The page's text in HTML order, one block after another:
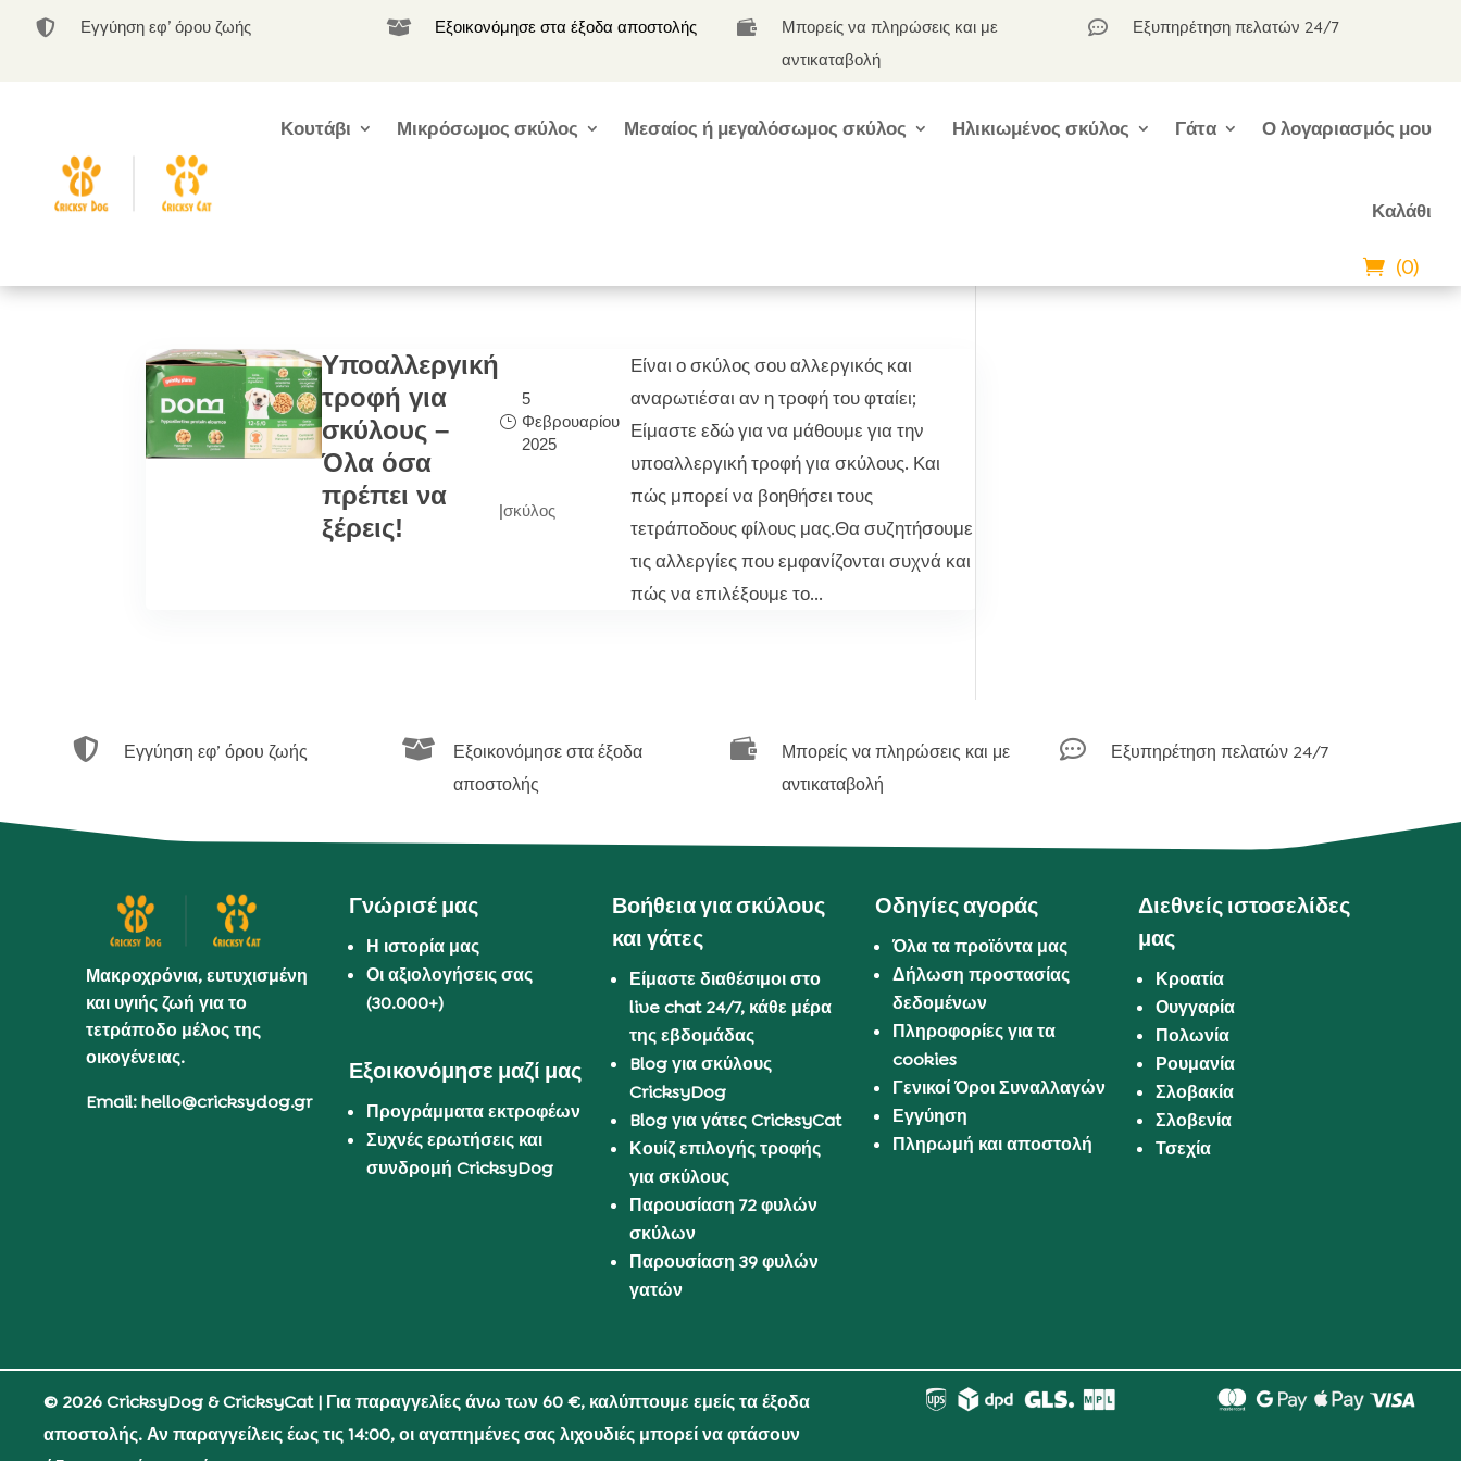
 Εγγύηση εφ’ όρου ζωής  Εξοικονόμησε στα έξοδα αποστολής 
Μπορείς να πληρώσεις και με
αντικαταβολή
 Εξυπηρέτηση πελατών 24/7
Κουτάβι Μικρόσωμος σκύλος Μεσαίος ή μεγαλόσωμος σκύλος Ηλικιωμένος σκύλος Γάτα Ο λογαριασμός μου
Καλάθι
(0)
Υποαλλεργική
τροφή για
σκύλους –
Όλα όσα
πρέπει να
ξέρεις!
5
Φεβρουαρίου
2025
|σκύλος
Είναι ο σκύλος σου αλλεργικός και
αναρωτιέσαι αν η τροφή του φταίει;
Είμαστε εδώ για να μάθουμε για την
υποαλλεργική τροφή για σκύλους. Και
πώς μπορεί να βοηθήσει τους
τετράποδους φίλους μας.Θα συζητήσουμε
τις αλλεργίες που εμφανίζονται συχνά και
πώς να επιλέξουμε το...
 Εγγύηση εφ’ όρου ζωής 
Εξοικονόμησε στα έξοδα
αποστολής

Μπορείς να πληρώσεις και με
αντικαταβολή
 Εξυπηρέτηση πελατών 24/7
Μακροχρόνια, ευτυχισμένη
και υγιής ζωή για το
τετράποδο μέλος της
οικογένειας.
Email: hello@cricksydog.gr
Γνώρισέ μας
Η ιστορία μας
Οι αξιολογήσεις σας
(30.000+)
Εξοικονόμησε μαζί μας
Προγράμματα εκτροφέων
Συχνές ερωτήσεις και
συνδρομή CricksyDog
Βοήθεια για σκύλους
και γάτες
Είμαστε διαθέσιμοι στο
live chat 24/7, κάθε μέρα
της εβδομάδας
Blog για σκύλους
CricksyDog
Blog για γάτες CricksyCat
Κουίζ επιλογής τροφής
για σκύλους
Παρουσίαση 72 φυλών
σκύλων
Παρουσίαση 39 φυλών
γατών
Οδηγίες αγοράς
Όλα τα προϊόντα μας
Δήλωση προστασίας
δεδομένων
Πληροφορίες για τα
cookies
Γενικοί Όροι Συναλλαγών
Εγγύηση
Πληρωμή και αποστολή
Διεθνείς ιστοσελίδες
μας
Κροατία
Ουγγαρία
Πολωνία
Ρουμανία
Σλοβακία
Σλοβενία
Τσεχία
© 2026 CricksyDog & CricksyCat| Για παραγγελίες άνω των 60 €, καλύπτουμε εμείς τα έξοδα
αποστολής. Αν παραγγείλεις έως τις 14:00, οι αγαπημένες σας λιχουδιές μπορεί να φτάσουν